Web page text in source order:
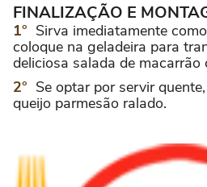
FINALIZAÇÃO E
Sirva imediatamente
coloque na geladeira para
deliciosa salada de macarrão
Se optar por servir
queijo parmesão ralado.